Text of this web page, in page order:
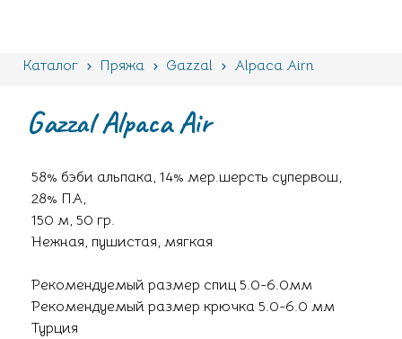
Каталог Пряжа Gazzal Alpaca Airn
58% бэби альпака, 14% мер.шерсть супервош,
28% ПА,
150 м, 50 гр.
Нежная, пушистая, мягкая
Рекомендуемый размер спиц 5.0-6.0мм
Рекомендуемый размер крючка 5.0-6.0 мм
Турция
Gazzal Alpaca Air